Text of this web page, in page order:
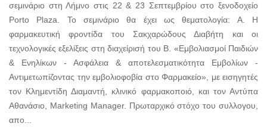
σεμινάριο στη Λήμνο στις 22 & 23 Σεπτεμβρίου στο ξενοδοχείο
Porto Plaza. Το σεμινάριο θα έχει ως θεματολογία: Α. Η
φαρμακευτική φροντίδα του Σακχαρώδους Διαβήτη και οι
τεχνολογικές εξελίξεις στη διαχείρισή του Β. «Εμβολιασμοί Παιδιών
& Ενηλίκων - Ασφάλεια & αποτελεσματικότητα Εμβολίων -
Αντιμετωπίζοντας την εμβολιοφοβία στο Φαρμακείο», με εισηγητές
τον Κλημεντίδη Διαμαντή, κλινικό φαρμακοποιό, και τον Αντύπα
Αθανάσιο, Marketing Manager. Πρωταρχικό στόχο του συλλογου,
απο...